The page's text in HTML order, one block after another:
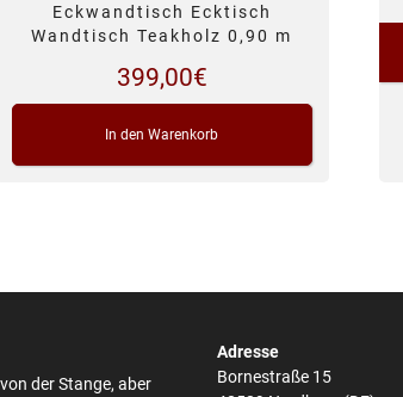
Eckwandtisch Ecktisch
Wandtisch Teakholz 0,90 m
399,00€
In den Warenkorb
der Stange, aber
Adresse
Bornestraße 15